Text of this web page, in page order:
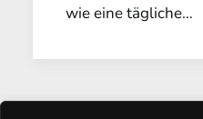
wie eine tägliche…